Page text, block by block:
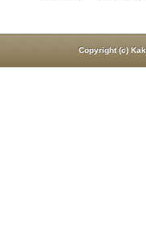
Copyright (c)